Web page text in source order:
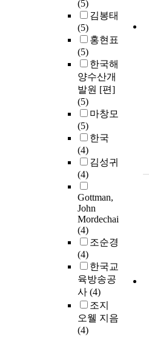
(5)
김봉태
(5)
홍현표
(5)
한국해
양수산개
발원 [편]
(5)
마창모
(5)
한국
(4)
김성귀
(4)
Gottman,
John
Mordechai
(4)
조순경
(4)
한국교
육방송공
사 (4)
조지
오웰 지음
(4)